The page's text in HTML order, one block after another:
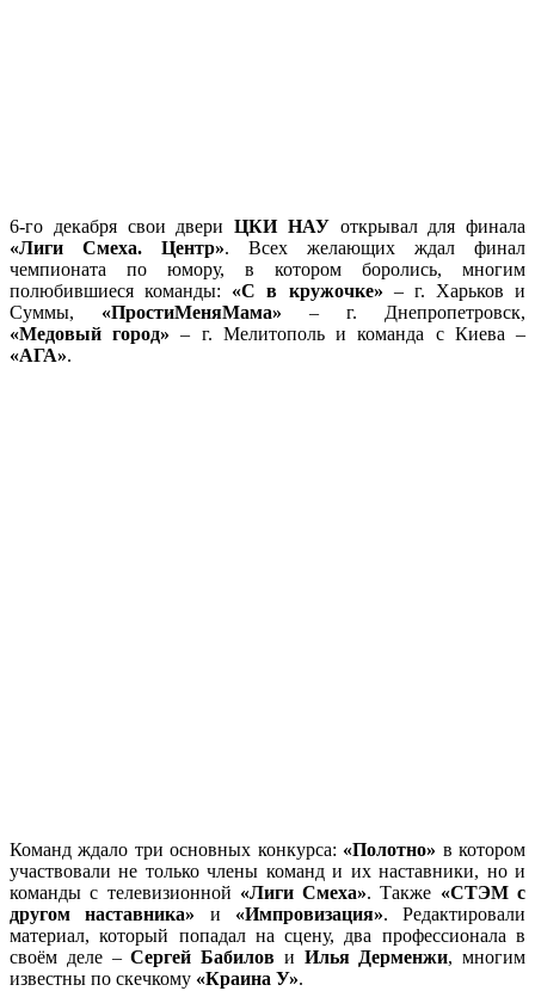
6-го декабря свои двери ЦКИ НАУоткрывал для финала
«Лиги Смеха. Центр». Всех желающих ждал финал
чемпионата по юмору, в котором боролись, многим
полюбившиеся команды: «С в кружочке» – г. Харьков и
Суммы, «ПростиМеняМама» – г. Днепропетровск,
«Медовый город» – г. Мелитополь и команда с Киева –
«АГА».
Команд ждало три основных конкурса: «Полотно» в котором
участвовали не только члены команд и их наставники, но и
команды с телевизионной «Лиги Смеха». Также «СТЭМ с
другом наставника» и «Импровизация». Редактировали
материал, который попадал на сцену, два профессионала в
своём деле –Сергей Бабилов и Илья Дерменжи, многим
известны по скечкому «Краина У».